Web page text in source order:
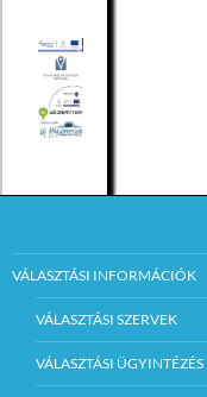
VÁLASZTÁSI INFORMÁCIÓK
VÁLASZTÁSI SZERVEK
VÁLASZTÁSI ÜGYINTÉZÉS